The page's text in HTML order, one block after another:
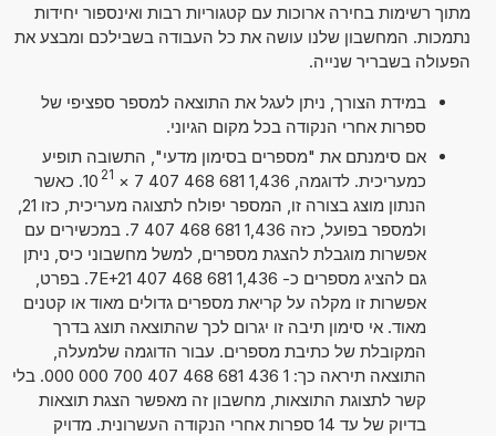
מתוך רשימות בחירה ארוכות עם קטגוריות רבות ואינספור יחידות
נתמכות. המחשבון שלנו עושה את כל העבודה בשבילכם ומבצע את
הפעולה בשבריר שנייה.
במידת הצורך, ניתן לעגל את התוצאה למספר ספציפי של
ספרות אחרי הנקודה בכל מקום הגיוני.
אם סימנתם את "מספרים בסימון מדעי", התשובה תופיע
כמעריכית. לדוגמה, 1,436 681 468 407 7
×
10 21
. כאשר
ולמספר בפועל, כזה 1,436 681 468 407 7. במכשירים עם
אפשרות מוגבלת להצגת מספרים, למשל מחשבוני כיס, ניתן
גם להציג מספרים כ- 1,436 681 468 407 7E+21. בפרט,
אפשרות זו מקלה על קריאת מספרים גדולים מאוד או קטנים
מאוד. אי סימון תיבה זו יגרום לכך שהתוצאה תוצג בדרך
המקובלת של כתיבת מספרים. עבור הדוגמה שלמעלה,
התוצאה תיראה כך: 1 436 681 468 407 700 000 000. בלי
קשר לתצוגת התוצאות, מחשבון זה מאפשר הצגת תוצאות
בדיוק של עד 14 ספרות אחרי הנקודה העשרונית. מדויק